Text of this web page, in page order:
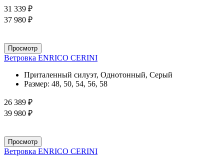
31 339 ₽
37 980 ₽
Просмотр
Ветровка ENRICO CERINI
Приталенный силуэт, Однотонный, Серый
Размер: 48, 50, 54, 56, 58
26 389 ₽
39 980 ₽
Просмотр
Ветровка ENRICO CERINI